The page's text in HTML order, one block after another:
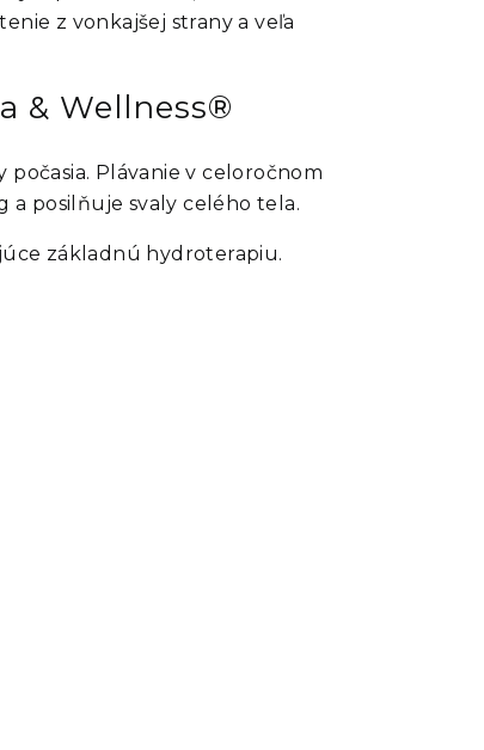
z vonkajšej strany a veľa
& Wellness®
Plávanie v celoročnom
a posilňuje svaly celého tela.
základnú hydroterapiu.